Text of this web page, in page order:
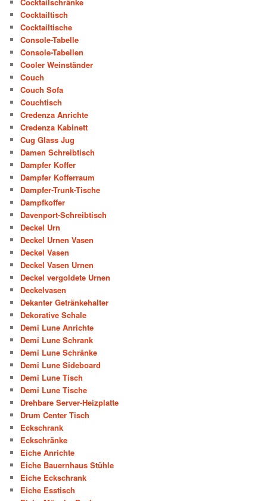
Cocktailtisch
Cocktailtische
Console-Tabelle
Console-Tabellen
Cooler Weinständer
Couch
Couch Sofa
Couchtisch
Credenza Anrichte
Credenza Kabinett
Cug Glass Jug
Damen Schreibtisch
Dampfer Koffer
Dampfer Kofferraum
Dampfer-Trunk-Tische
Dampfkoffer
Davenport-Schreibtisch
Deckel Urn
Deckel Urnen Vasen
Deckel Vasen
Deckel Vasen Urnen
Deckel vergoldete Urnen
Deckelvasen
Dekanter Getränkehalter
Dekorative Schale
Demi Lune Anrichte
Demi Lune Schrank
Demi Lune Schränke
Demi Lune Sideboard
Demi Lune Tisch
Demi Lune Tische
Drehbare Server-Heizplatte
Drum Center Tisch
Eckschrank
Eckschränke
Eiche Anrichte
Eiche Bauernhaus Stühle
Eiche Eckschrank
Eiche Esstisch